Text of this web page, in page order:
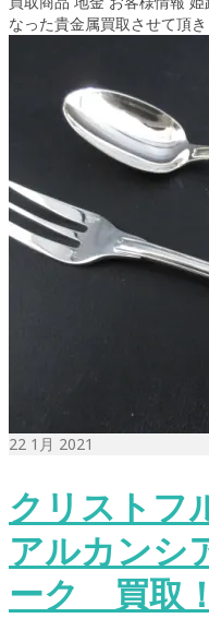
なった貴金属買取させて頂
22 1月 2021
クリストフ
アルカンシ
ーク 買取！